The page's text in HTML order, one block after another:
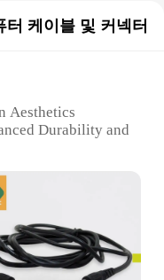
터 케이블 및 커넥터
Aesthetics
Durability and
Office, or
Optimal